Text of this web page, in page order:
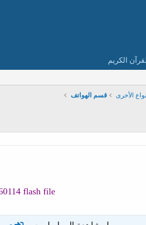
الكريم
الأخرى قسم الهواتف
flash file